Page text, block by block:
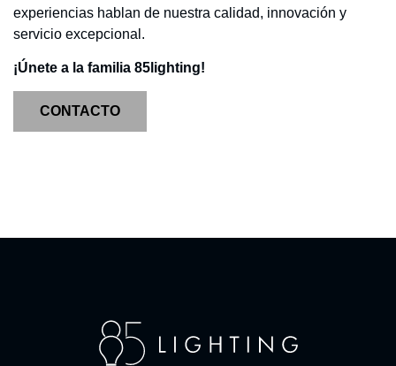
experiencias hablan de nuestra calidad, innovación y
servicio excepcional.
¡Únete a la familia 85lighting!
CONTACTO